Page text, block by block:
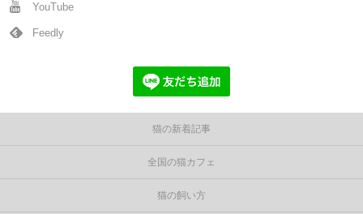
YouTube
Feedly
猫の新着記事
全国の猫カフェ
猫の飼い方